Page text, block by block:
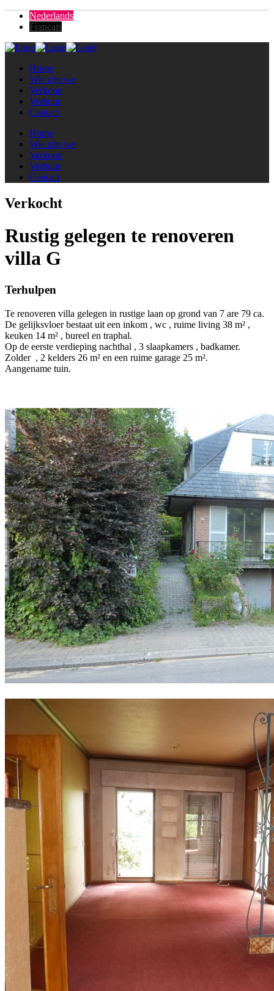
Nederlands
Français
Home
Wie zijn we
Verkoop
Verhuur
Contact
Home
Wie zijn we
Verkoop
Verhuur
Contact
Verkocht
Rustig gelegen te renoveren
villa G
Terhulpen
Te renoveren villa gelegen in rustige laan op grond van 7 are 79 ca.
De gelijksvloer bestaat uit een inkom , wc , ruime living 38 m² ,
keuken 14 m² , bureel en traphal.
Op de eerste verdieping nachthal , 3 slaapkamers , badkamer.
Zolder , 2 kelders 26 m² en een ruime garage 25 m².
Aangename tuin.